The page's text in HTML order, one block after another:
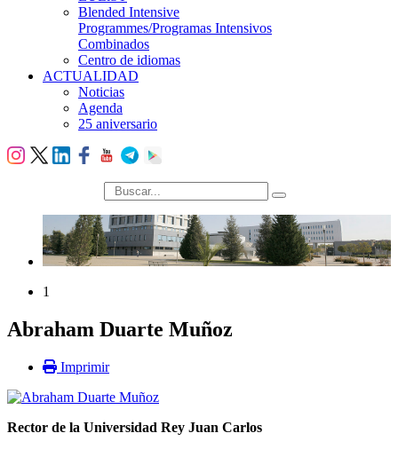
Blended Intensive
Programmes/Programas Intensivos
Combinados
Centro de idiomas
ACTUALIDAD
Noticias
Agenda
25 aniversario
búsqueda
1
Abraham Duarte Muñoz
Imprimir
Rector de la Universidad Rey Juan Carlos